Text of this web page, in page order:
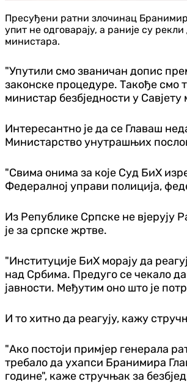
Пресуђени ратни злочинац
упит не одговарају, а раније су
министара.
"Упутили смо званичан допис
законске процедуре. Такође смо
министар безбједности у
Интересантно је да се Главаш
Министарство унутрашњих
"Свима онима за које Суд БиХ
Федералној управи полиција,
Из Републике Српске не вјерују
је за српске жртве.
"Институције БиХ морају да
над Србима. Предуго се чекало
јавности. Међутим оно што је
И то хитно да реагују, кажу
"Ако постоји примјер генерала
требало да ухапси Бранимира
године", каже стручњак за